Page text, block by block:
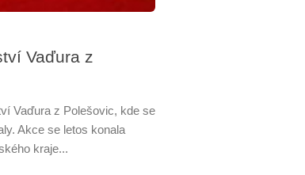
Vaďura z
Vaďura z Polešovic, kde se
Akce se letos konala
kraje...